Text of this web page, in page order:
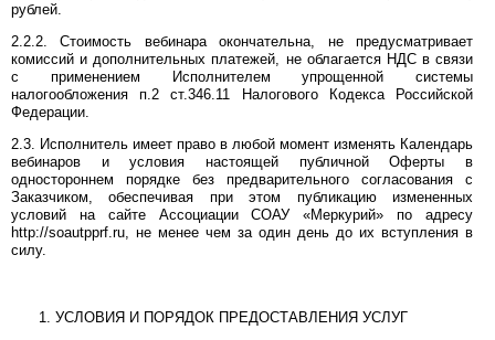
рублей.
2.2.2. Стоимость вебинара окончательна, не предусматривает
комиссий и дополнительных платежей, не облагается НДС в связи
с применением Исполнителем упрощенной системы
налогообложения п.2 ст.346.11 Налогового Кодекса Российской
Федерации.
2.3. Исполнитель имеет право в любой момент изменять Календарь
вебинаров и условия настоящей публичной Оферты в
одностороннем порядке без предварительного согласования с
Заказчиком, обеспечивая при этом публикацию измененных
условий на сайте Ассоциации СОАУ «Меркурий» по адресу
http://soautpprf.ru, не менее чем за один день до их вступления в
силу.
УСЛОВИЯ И ПОРЯДОК ПРЕДОСТАВЛЕНИЯ УСЛУГ